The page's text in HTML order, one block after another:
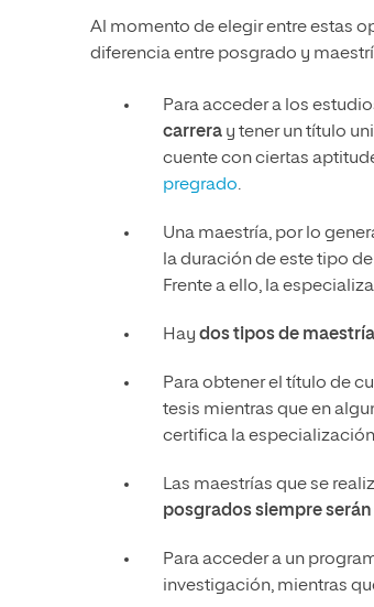
Al momento de elegir entre estas
diferencia entre posgrado y
Para acceder a los
carrera y tener un título
cuente con ciertas
pregrado.
Una maestría, por lo
la duración de este tipo
Frente a ello, la
Hay dos tipos de
Para obtener el título de
tesis mientras que en
certifica la
Las maestrías que se
posgrados siempre
Para acceder a un
investigación, mientras